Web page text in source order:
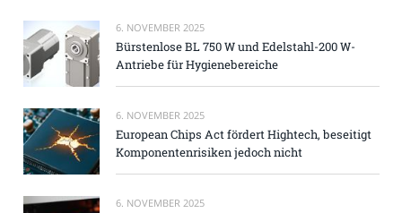
6. NOVEMBER 2025
Bürstenlose BL 750 W und Edelstahl-200 W-
Antriebe für Hygienebereiche
6. NOVEMBER 2025
European Chips Act fördert Hightech, beseitigt
Komponentenrisiken jedoch nicht
6. NOVEMBER 2025